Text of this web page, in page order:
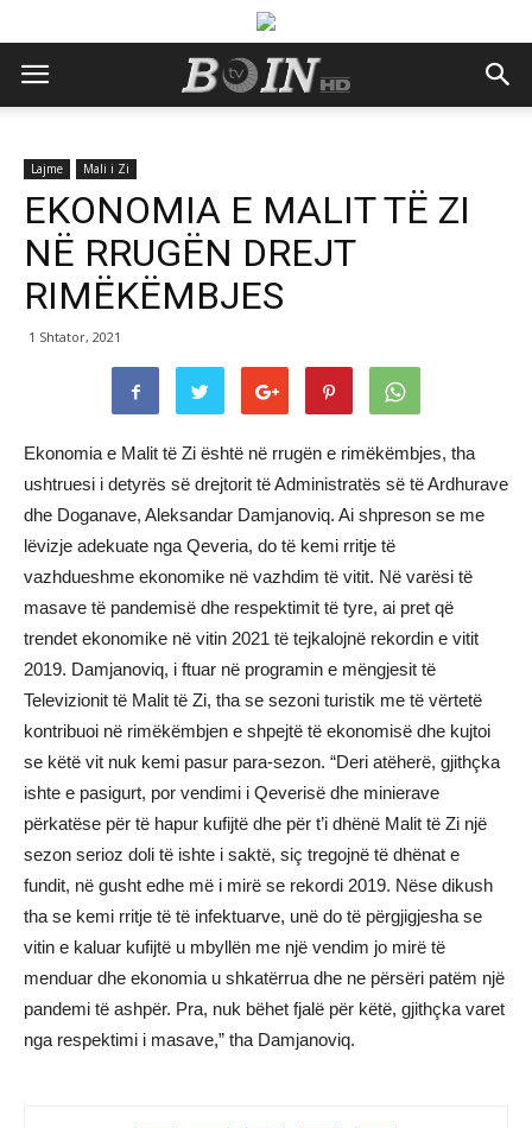
Lajme Mali i Zi
EKONOMIA E MALIT TË ZI
NË RRUGËN DREJT
RIMËKËMBJES
1 Shtator, 2021
Ekonomia e Malit të Zi është në rrugën e rimëkëmbjes, tha
ushtruesi i detyrës së drejtorit të Administratës së të Ardhurave
dhe Doganave, Aleksandar Damjanoviq. Ai shpreson se me
lëvizje adekuate nga Qeveria, do të kemi rritje të
vazhdueshme ekonomike në vazhdim të vitit. Në varësi të
masave të pandemisë dhe respektimit të tyre, ai pret që
trendet ekonomike në vitin 2021 të tejkalojnë rekordin e vitit
2019. Damjanoviq, i ftuar në programin e mëngjesit të
Televizionit të Malit të Zi, tha se sezoni turistik me të vërtetë
kontribuoi në rimëkëmbjen e shpejtë të ekonomisë dhe kujtoi
se këtë vit nuk kemi pasur para-sezon. “Deri atëherë, gjithçka
ishte e pasigurt, por vendimi i Qeverisë dhe minierave
përkatëse për të hapur kufijtë dhe për t’i dhënë Malit të Zi një
sezon serioz doli të ishte i saktë, siç tregojnë të dhënat e
fundit, në gusht edhe më i mirë se rekordi 2019. Nëse dikush
tha se kemi rritje të të infektuarve, unë do të përgjigjesha se
vitin e kaluar kufijtë u mbyllën me një vendim jo mirë të
menduar dhe ekonomia u shkatërrua dhe ne përsëri patëm një
pandemi të ashpër. Pra, nuk bëhet fjalë për këtë, gjithçka varet
nga respektimi i masave,” tha Damjanoviq.